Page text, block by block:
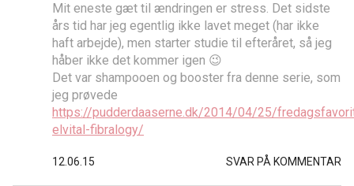
Mit eneste gæt til ændringen er stress. Det sidste
års tid har jeg egentlig ikke lavet meget (har ikke
haft arbejde), men starter studie til efteråret, så jeg
håber ikke det kommer igen 😉
Det var shampooen og booster fra denne serie, som
jeg prøvede
https://pudderdaaserne.dk/2014/04/25/
elvital-fibralogy/
12.06.15 SVAR PÅ KOMMENTAR